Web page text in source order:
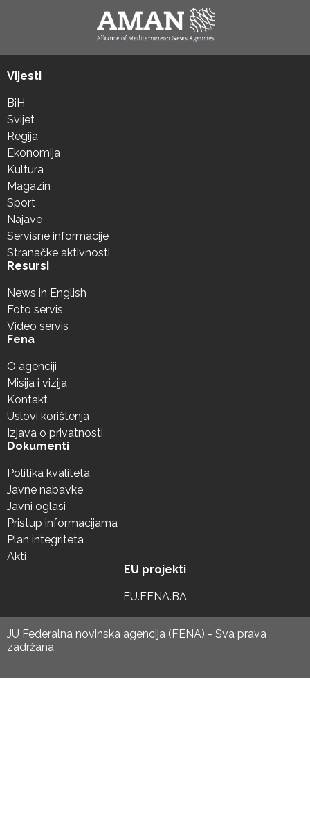
Vijesti
BiH
Svijet
Regija
Ekonomija
Kultura
Magazin
Sport
Najave
Servisne informacije
Stranačke aktivnosti
Resursi
News in English
Foto servis
Video servis
Fena
O agenciji
Misija i vizija
Kontakt
Uslovi korištenja
Izjava o privatnosti
Dokumenti
Politika kvaliteta
Javne nabavke
Javni oglasi
Pristup informacijama
Plan integriteta
Akti
EU projekti
EU.FENA.BA
JU Federalna novinska agencija (FENA) - Sva prava
zadržana